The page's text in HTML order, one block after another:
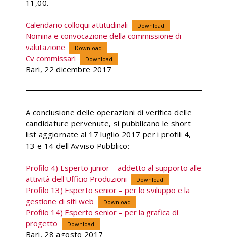
11,00.
Calendario colloqui attitudinali Download
Nomina e convocazione della commissione di
valutazione
Download
Cv commissari Download
Bari, 22 dicembre 2017
A conclusione delle operazioni di verifica delle
candidature pervenute, si pubblicano le short
list aggiornate al 17 luglio 2017 per i profili 4,
13 e 14 dell'Avviso Pubblico:
Profilo 4) Esperto junior – addetto al supporto alle
attività dell'Ufficio Produzioni
Download
Profilo 13) Esperto senior – per lo sviluppo e la
gestione di siti web
Download
Profilo 14) Esperto senior – per la grafica di
progetto
Download
Bari, 28 agosto 2017